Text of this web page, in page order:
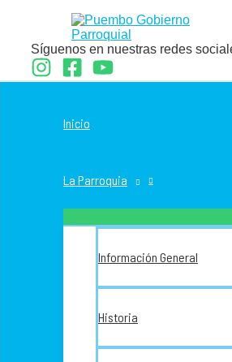
Síguenos en nuestras redes
Inicio
La Parroquia
Información General
Historia